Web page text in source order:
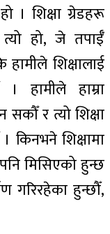
। शिक्षा ग्रेडहरू
हो, जे तपाईँ
शिक्षालाई
हामीले हाम्रा
सकौँ र त्यो शिक्षा
किनभने शिक्षामा
पनि मिसिएको हुन्छ
गरिरहेका हुन्छौँ,